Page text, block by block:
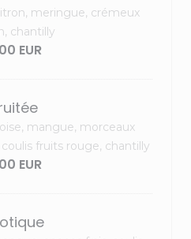
meringue, crémeux
chantilly
EUR
mangue, morceaux
fruits rouge, chantilly
EUR